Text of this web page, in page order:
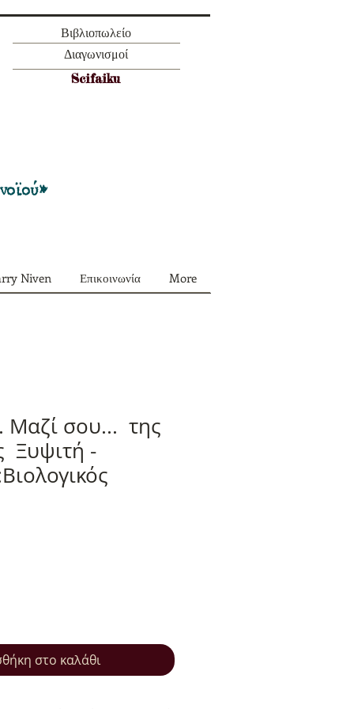
Βιβλιοπωλείο
Διαγωνισμοί
Scifaiku
Niven Επικοινωνία More
Μαζί σου... της
Ξυψιτή -
στο καλάθι